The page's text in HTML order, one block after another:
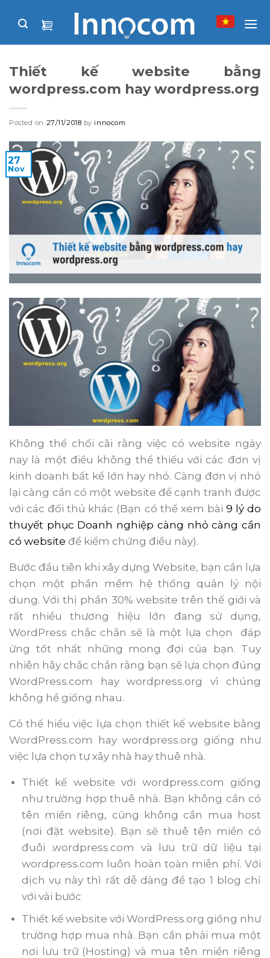
Thiết kế website bằng
wordpress.com hay wordpress.org
Posted on 27/11/2018 by innocom
27
Nov
Không thể chối cãi rằng việc có website ngày
nay là một điều không thể thiếu với các đơn vị
kinh doanh bất kể lớn hay nhỏ. Càng đơn vị nhỏ
lại càng cần có một website để cạnh tranh được
với các đối thủ khác (Bạn có thể xem bài 9 lý do
thuyết phục Doanh nghiệp càng nhỏ càng cần
có website để kiểm chứng điều này).
Bước đầu tiên khi xây dựng Website, bạn cần lựa
chọn một phần mềm hệ thống quản lý nội
dung. Với thị phần 30% website trên thế giới và
rất nhiều thương hiệu lớn đang sử dụng,
WordPress chắc chắn sẽ là một lựa chọn đáp
ứng tốt nhất những mong đợi của bạn. Tuy
nhiên hãy chắc chắn rằng bạn sẽ lựa chọn đúng
WordPress.com hay wordpress.org vì chúng
không hề giống nhau.
Có thể hiểu việc lựa chọn thiết kế website bằng
WordPress.com hay wordpress.org giống như
việc lựa chọn tự xây nhà hay thuê nhà.
Thiết kế website với wordpress.com giống
như trường hợp thuê nhà. Bạn không cần có
tên miền riêng, cũng không cần mua host
(nơi đặt website). Bạn sẽ thuê tên miền có
đuôi .wordpress.com và lưu trữ dữ liệu tại
wordpress.com luôn hoàn toàn miễn phí. Với
dịch vụ này thì rất dễ dàng để tạo 1 blog chỉ
với vài bước
Thiết kế website với WordPress.org giống như
trường hợp mua nhà. Bạn cần phải mua một
nơi lưu trữ (Hosting) và mua tên miền riêng